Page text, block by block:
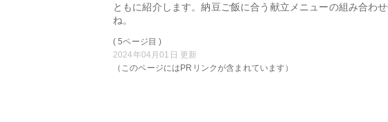
ともに紹介します。納豆ご飯に合う献立メニューの組み合わ
ね。
( 5ページ目 )
2024年04月01日 更新
（このページにはPRリンクが含まれています）